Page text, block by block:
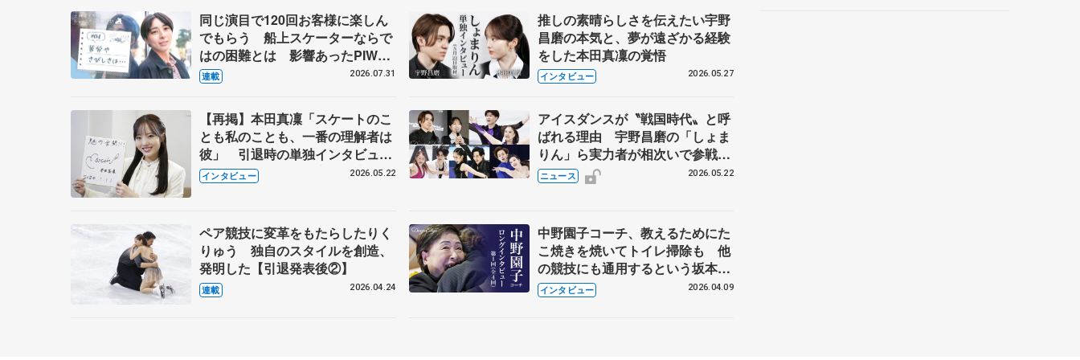
同じ演目で120回お客様に楽しん
でもらう 船上スケーターならで
はの困難とは 影響あったPIW前
キャプテン松永さんの存在
連載 2026.07.31
推しの素晴らしさを伝えたい宇野
昌磨の本気と、夢が遠ざかる経験
をした本田真凜の覚悟
インタビュー 2026.05.27
【再掲】本田真凜「スケートのこ
とも私のことも、一番の理解者は
彼」 引退時の単独インタビュー
で語った競技人生や家族、恋人、
これからの夢…
インタビュー 2026.05.22
アイスダンスが〝戦国時代〟と呼
ばれる理由 宇野昌磨の「しょま
りん」ら実力者が相次いで参戦
国内の競争激化
ニュース 2026.05.22
ペア競技に変革をもたらしたりく
りゅう 独自のスタイルを創造、
発明した【引退発表後②】
連載 2026.04.24
中野園子コーチ、教えるためにた
こ焼きを焼いてトイレ掃除も 他
の競技にも通用するという坂本花
織の筋肉
インタビュー 2026.04.09